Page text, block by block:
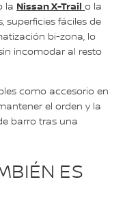
la Nissan X-Trail o la
superficies fáciles de
bi-zona, lo
incomodar al resto
como accesorio en
el orden y la
barro tras una
ES